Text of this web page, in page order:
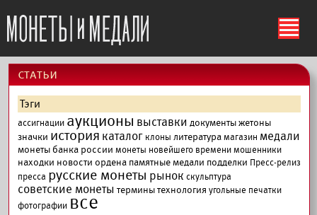
ś
cтатьи
Тэги
ассигнации аукционы выставки документыжетоны
значки история каталог клоны литературамагазин медали
монеты банка россии монеты новейшего временимошенники
находки новости ордена памятные медали подделки Пресс-релиз
пресса русские монеты рынок скульптура
советские монеты терминытехнология угольные печатки
фотографии все